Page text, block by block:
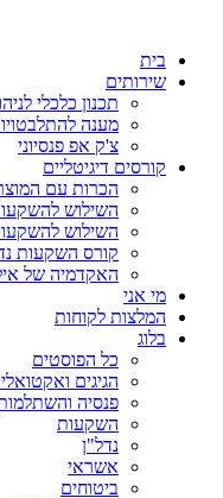
בית
שירותים
תכנון כלכלי
מענה
צ'ק אפ פנסיוני
קורסים דיגיטליים
הכרות עם
השילוש
השילוש
קורס השקעות
האקדמיה של איל
מי אני
המלצות לקוחות
בלוג
כל הפוסטים
הגיגים
פנסיה
השקעות
נדל"ן
אשראי
ביטוחים